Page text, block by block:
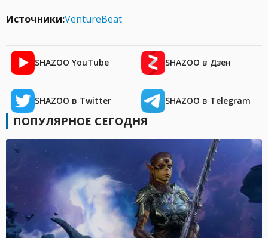
Источники:VentureBeat
SHAZOO YouTube SHAZOO в Дзен
SHAZOO в Twitter SHAZOO в Telegram
ПОПУЛЯРНОЕ СЕГОДНЯ